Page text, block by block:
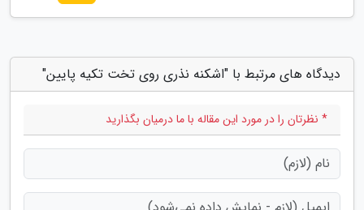
دیدگاه های مرتبط با "اشکنه نذری روی تخت تکیه پایین"
* نظرتان را در مورد این مقاله با ما درمیان بگذارید